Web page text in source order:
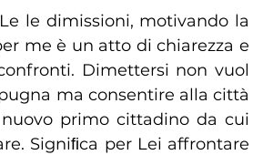
le dimissioni, motivando la
me è un atto di chiarezza e
Dimettersi non vuol
ma consentire alla città
primo cittadino da cui
Signiﬁca per Lei affrontare